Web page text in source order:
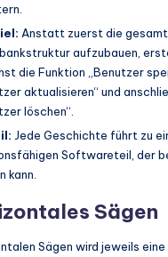
Anstatt zuerst die
aufzubauen,
die Funktion „Benutzer
aktualisieren“ und
löschen“.
Jede Geschichte führt zu
Softwareteil, der
kann.
Sägen
Sägen wird jeweils